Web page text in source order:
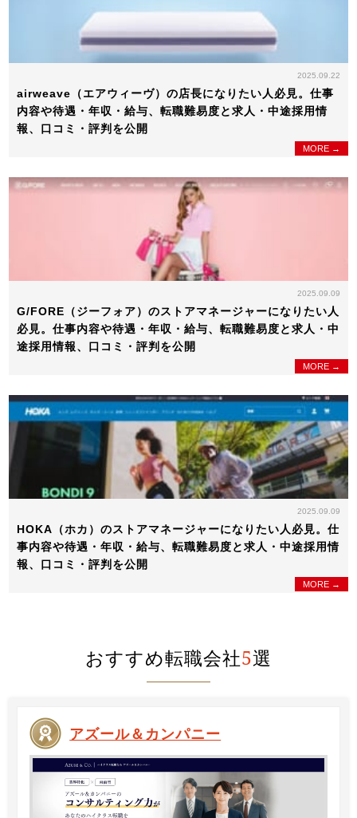
2025.09.22
airweave（エアウィーヴ）の店長になりたい人必見。仕事
内容や待遇・年収・給与、転職難易度と求人・中途採用情
報、口コミ・評判を公開
MORE →
2025.09.09
G/FORE（ジーフォア）のストアマネージャーになりたい人
必見。仕事内容や待遇・年収・給与、転職難易度と求人・中
途採用情報、口コミ・評判を公開
MORE →
2025.09.09
HOKA（ホカ）のストアマネージャーになりたい人必見。仕
事内容や待遇・年収・給与、転職難易度と求人・中途採用情
報、口コミ・評判を公開
MORE →
おすすめ転職会社5選
アズール＆カンパニー